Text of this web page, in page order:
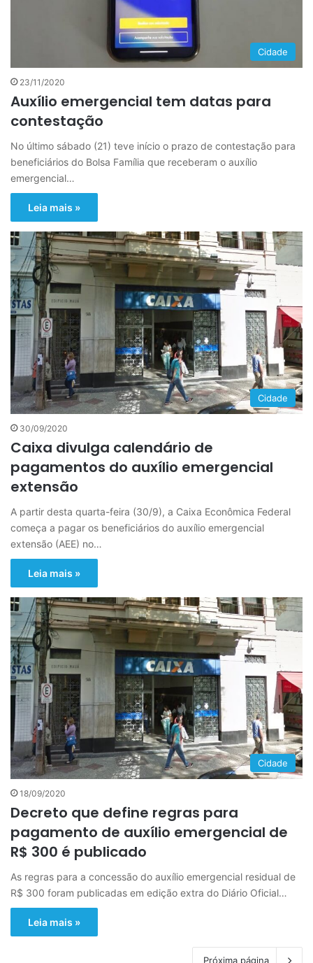
Cidade
23/11/2020
Auxílio emergencial tem datas para
contestação
No último sábado (21) teve início o prazo de contestação para
beneficiários do Bolsa Família que receberam o auxílio
emergencial…
Leia mais »
Cidade
30/09/2020
Caixa divulga calendário de
pagamentos do auxílio emergencial
extensão
A partir desta quarta-feira (30/9), a Caixa Econômica Federal
começa a pagar os beneficiários do auxílio emergencial
extensão (AEE) no…
Leia mais »
Cidade
18/09/2020
Decreto que define regras para
pagamento de auxílio emergencial de
R$ 300 é publicado
As regras para a concessão do auxílio emergencial residual de
R$ 300 foram publicadas em edição extra do Diário Oficial…
Leia mais »
Próxima página